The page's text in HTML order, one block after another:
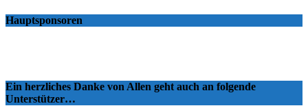
Hauptsponsoren
Ein herzliches Danke von Allen geht auch an folgende
Unterstützer…